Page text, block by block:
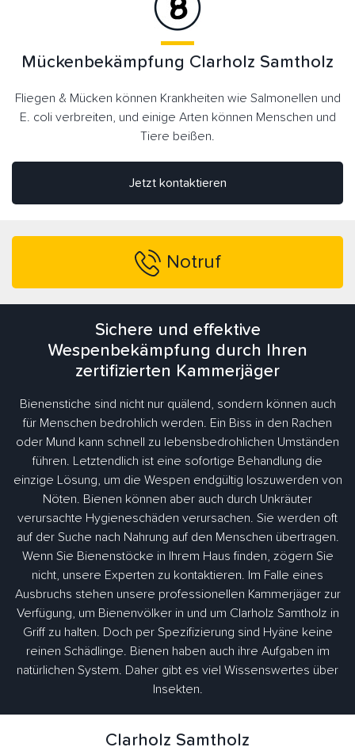
Jetzt kontaktieren
Mückenbekämpfung Clarholz Samtholz
Fliegen & Mücken können Krankheiten wie Salmonellen und
E. coli verbreiten, und einige Arten können Menschen und
Tiere beißen.
Notruf
Sichere und effektive
Wespenbekämpfung durch Ihren
zertifizierten Kammerjäger
Bienenstiche sind nicht nur quälend, sondern können auch
für Menschen bedrohlich werden. Ein Biss in den Rachen
oder Mund kann schnell zu lebensbedrohlichen Umständen
führen. Letztendlich ist eine sofortige Behandlung die
einzige Lösung, um die Wespen endgültig loszuwerden von
Nöten. Bienen können aber auch durch Unkräuter
verursachte Hygieneschäden verursachen. Sie werden oft
auf der Suche nach Nahrung auf den Menschen übertragen.
Wenn Sie Bienenstöcke in Ihrem Haus finden, zögern Sie
nicht, unsere Experten zu kontaktieren. Im Falle eines
Ausbruchs stehen unsere professionellen Kammerjäger zur
Verfügung, um Bienenvölker in und um Clarholz Samtholz in
Griff zu halten. Doch per Spezifizierung sind Hyäne keine
reinen Schädlinge. Bienen haben auch ihre Aufgaben im
natürlichen System. Daher gibt es viel Wissenswertes über
Insekten.
Clarholz Samtholz